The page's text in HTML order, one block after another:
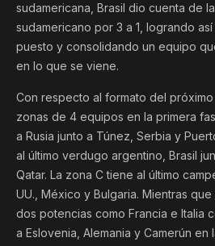
sudamericana, Brasil dio cuenta de
sudamericano por 3 a 1, logrando
puesto y consolidando un equipo
en lo que se viene.
Con respecto al formato del próximo
zonas de 4 equipos en la primera
a Rusia junto a Túnez, Serbia y
al último verdugo argentino, Brasil
Qatar. La zona C tiene al último
UU., México y Bulgaria. Mientras
dos potencias como Francia e Italia
a Eslovenia, Alemania y Camerún